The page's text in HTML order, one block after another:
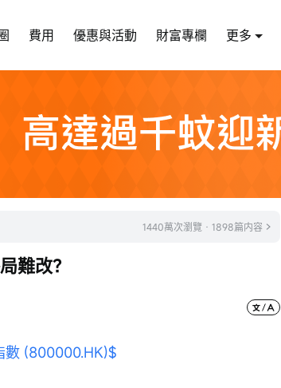
費用 優惠與活動 財富專欄 更多
1440萬次瀏覽 · 1898篇内容
難改？
數 (800000.HK)$